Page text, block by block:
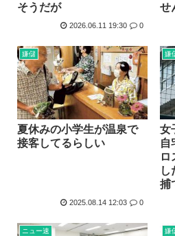
声優の長谷川育美さんと結婚したいん
部落民のことお前らの地域ってなん
中国大使館に侵入した自衛官（24）
海外「ディズニーがゴミのようだ！
今期アニメの評価、ついに固まる
そうだが
2026.06.11 19:30 0
せ
嫌儲
夏休みの小学生が温泉で
接客してるらしい
2025.08.14 12:03 0
嫌
女
自
ロ
し
捕
ニュー速 嫌